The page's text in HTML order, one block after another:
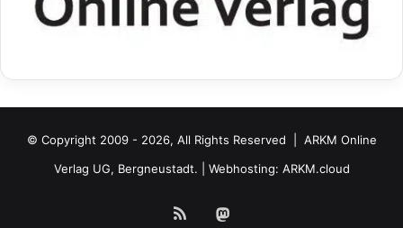
© Copyright 2009 - 2026, All Rights Reserved | ARKM Online
Verlag UG, Bergneustadt. | Webhosting: ARKM.cloud
RSS